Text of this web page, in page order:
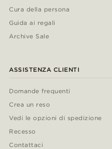
Cura della persona
Guida ai regali
Archive Sale
ASSISTENZA CLIENTI
Domande frequenti
Crea un reso
Vedi le opzioni di spedizione
Recesso
Contattaci